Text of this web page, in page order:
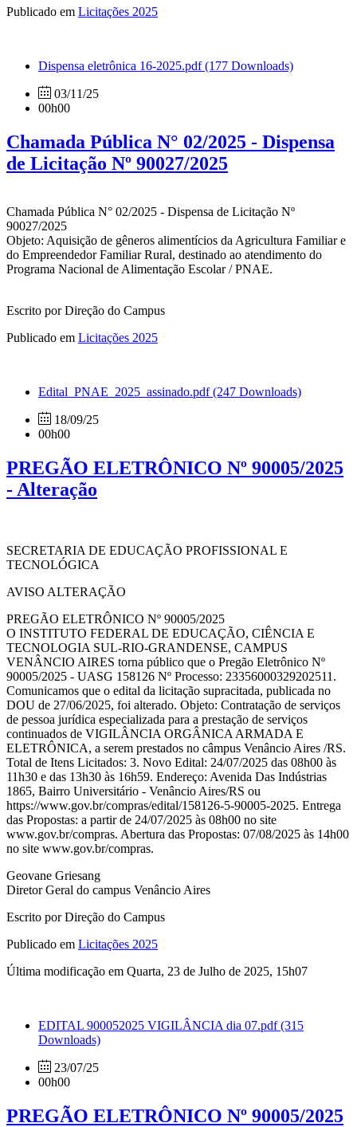
Publicado em Licitações 2025
Dispensa eletrônica 16-2025.pdf(177 Downloads)
03/11/25
00h00
Chamada Pública N° 02/2025 - Dispensa
de Licitação Nº 90027/2025
Chamada Pública N° 02/2025 - Dispensa de Licitação Nº
90027/2025
Objeto: Aquisição de gêneros alimentícios da Agricultura Familiar e
do Empreendedor Familiar Rural, destinado ao atendimento do
Programa Nacional de Alimentação Escolar / PNAE.
Escrito por Direção do Campus
Publicado em Licitações 2025
Edital_PNAE_2025_assinado.pdf(247 Downloads)
18/09/25
00h00
PREGÃO ELETRÔNICO Nº 90005/2025
- Alteração
SECRETARIA DE EDUCAÇÃO PROFISSIONAL E
TECNOLÓGICA
AVISO ALTERAÇÃO
PREGÃO ELETRÔNICO Nº 90005/2025
O INSTITUTO FEDERAL DE EDUCAÇÃO, CIÊNCIA E
TECNOLOGIA SUL-RIO-GRANDENSE, CAMPUS
VENÂNCIO AIRES torna público que o Pregão Eletrônico Nº
90005/2025 - UASG 158126 Nº Processo: 23356000329202511.
Comunicamos que o edital da licitação supracitada, publicada no
DOU de 27/06/2025, foi alterado. Objeto: Contratação de serviços
de pessoa jurídica especializada para a prestação de serviços
continuados de VIGILÂNCIA ORGÂNICA ARMADA E
ELETRÔNICA, a serem prestados no câmpus Venâncio Aires /RS.
Total de Itens Licitados: 3. Novo Edital: 24/07/2025 das 08h00 às
11h30 e das 13h30 às 16h59. Endereço: Avenida Das Indústrias
1865, Bairro Universitário - Venâncio Aires/RS ou
https://www.gov.br/compras/edital/158126-5-90005-2025. Entrega
das Propostas: a partir de 24/07/2025 às 08h00 no site
www.gov.br/compras. Abertura das Propostas: 07/08/2025 às 14h00
no site www.gov.br/compras.
Geovane Griesang
Diretor Geral do campus Venâncio Aires
Escrito por Direção do Campus
Publicado em Licitações 2025
Última modificação em Quarta, 23 de Julho de 2025, 15h07
EDITAL 900052025 VIGILÂNCIA dia 07.pdf(315
Downloads)
23/07/25
00h00
PREGÃO ELETRÔNICO Nº 90005/2025